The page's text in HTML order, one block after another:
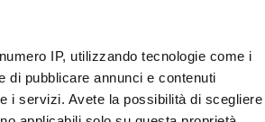
IP, utilizzando tecnologie come i
di pubblicare annunci e contenuti
i servizi. Avete la possibilità di scegliere